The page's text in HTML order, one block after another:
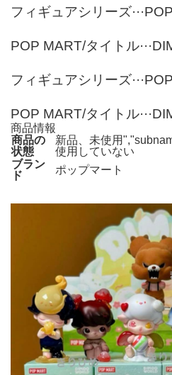
フィギュアシリーズ
POP MART/タイトル
フィギュアシリーズ
POP MART/タイトル
商品情報
商品の
状態
新品、未使用
使用していない
ブラン
ド
ポップマート